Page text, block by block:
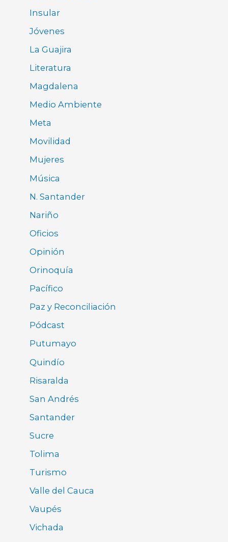
Insular
Jóvenes
La Guajira
Literatura
Magdalena
Medio Ambiente
Meta
Movilidad
Mujeres
Música
N. Santander
Nariño
Oficios
Opinión
Orinoquía
Pacífico
Paz y Reconciliación
Pódcast
Putumayo
Quindío
Risaralda
San Andrés
Santander
Sucre
Tolima
Turismo
Valle del Cauca
Vaupés
Vichada